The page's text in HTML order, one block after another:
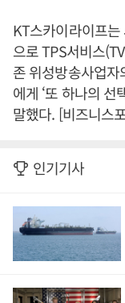
KT스카이라이프
으로 TPS서비스
존 위성방송사업
에게 ‘또 하나의 선
말했다. [비즈니스
인기기사